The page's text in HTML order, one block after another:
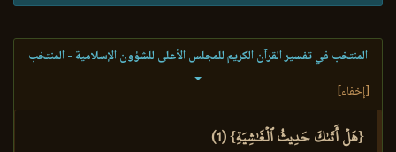
المنتخب في تفسير القرآن الكريم للمجلس الأعلى للشؤون الإسلامية - المنتخب
[إخفاء]
{هَلۡ أَتَىٰكَ حَدِيثُ ٱلۡغَٰشِيَةِ} (1)